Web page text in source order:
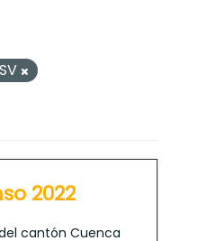
2022
cantón Cuenca